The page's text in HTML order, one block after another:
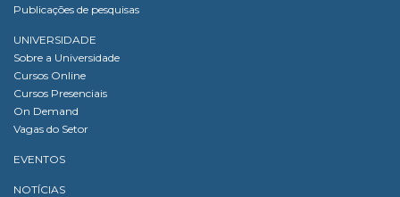
Publicações de pesquisas
UNIVERSIDADE
Sobre a Universidade
Cursos Online
Cursos Presenciais
On Demand
Vagas do Setor
EVENTOS
NOTÍCIAS